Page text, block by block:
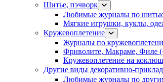
Шитье, пэчворк
Любимые журналы по
Мягкие игрушки, куклы,
Кружевоплетение
Журналы по
Фриволите, Макраме, Филе
Кружевоплетение на
Другие виды декоративно-
Любимые журналы по другим